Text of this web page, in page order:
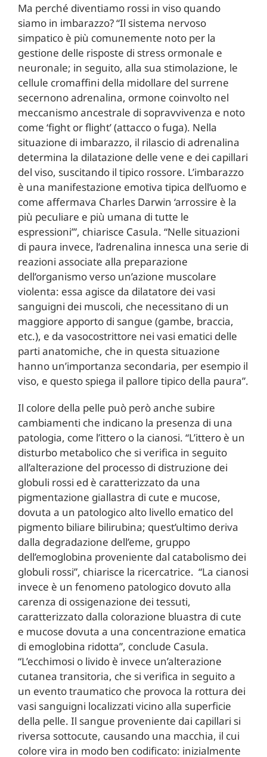
Ma perché diventiamo rossi in viso quando
siamo in imbarazzo? “Il sistema nervoso
simpatico è più comunemente noto per la
gestione delle risposte di stress ormonale e
neuronale; in seguito, alla sua stimolazione, le
cellule cromaffini della midollare del surrene
secernono adrenalina, ormone coinvolto nel
meccanismo ancestrale di sopravvivenza e noto
come ‘fight or flight’ (attacco o fuga). Nella
situazione di imbarazzo, il rilascio di adrenalina
determina la dilatazione delle vene e dei capillari
del viso, suscitando il tipico rossore. L’imbarazzo
è una manifestazione emotiva tipica dell’uomo e
come affermava Charles Darwin ‘arrossire è la
più peculiare e più umana di tutte le
espressioni’”, chiarisce Casula. “Nelle situazioni
di paura invece, l’adrenalina innesca una serie di
reazioni associate alla preparazione
dell’organismo verso un’azione muscolare
violenta: essa agisce da dilatatore dei vasi
sanguigni dei muscoli, che necessitano di un
maggiore apporto di sangue (gambe, braccia,
etc.), e da vasocostrittore nei vasi ematici delle
parti anatomiche, che in questa situazione
hanno un’importanza secondaria, per esempio il
viso, e questo spiega il pallore tipico della paura”.
Il colore della pelle può però anche subire
cambiamenti che indicano la presenza di una
patologia, come l’ittero o la cianosi. “L’ittero è un
disturbo metabolico che si verifica in seguito
all’alterazione del processo di distruzione dei
globuli rossi ed è caratterizzato da una
pigmentazione giallastra di cute e mucose,
dovuta a un patologico alto livello ematico del
pigmento biliare bilirubina; quest’ultimo deriva
dalla degradazione dell’eme, gruppo
dell’emoglobina proveniente dal catabolismo dei
globuli rossi”, chiarisce la ricercatrice. “La cianosi
invece è un fenomeno patologico dovuto alla
carenza di ossigenazione dei tessuti,
caratterizzato dalla colorazione bluastra di cute
e mucose dovuta a una concentrazione ematica
di emoglobina ridotta”, conclude Casula.
“L’ecchimosi o livido è invece un’alterazione
cutanea transitoria, che si verifica in seguito a
un evento traumatico che provoca la rottura dei
vasi sanguigni localizzati vicino alla superficie
della pelle. Il sangue proveniente dai capillari si
riversa sottocute, causando una macchia, il cui
colore vira in modo ben codificato: inizialmente